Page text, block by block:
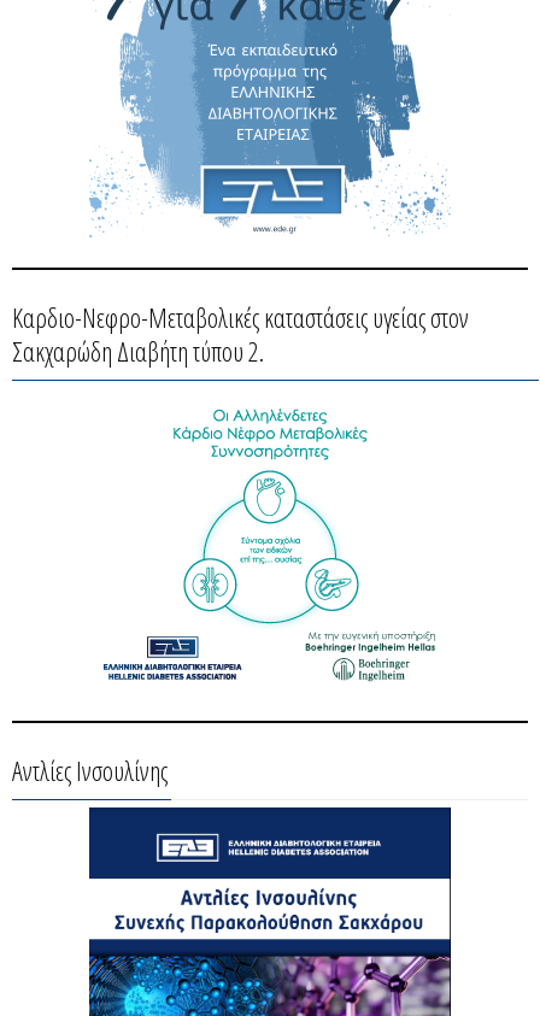
Καρδιο-Νεφρο-Μεταβολικές καταστάσεις υγείας στον
Σακχαρώδη Διαβήτη τύπου 2.
Αντλίες Ινσουλίνης